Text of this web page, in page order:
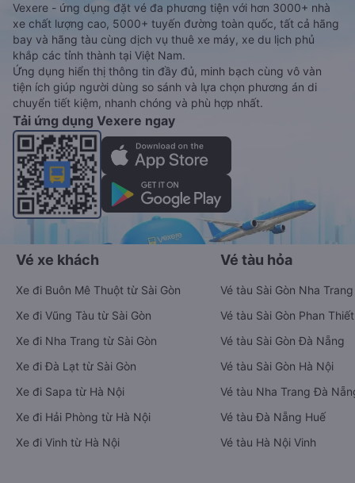
Vexere - ứng dụng đặt vé đa phương tiện với hơn 3000+ nhà
xe chất lượng cao, 5000+ tuyến đường toàn quốc, tất cả hãng
bay và hãng tàu cùng dịch vụ thuê xe máy, xe du lịch phủ
khắp các tỉnh thành tại Việt Nam.
Ứng dụng hiển thị thông tin đầy đủ, minh bạch cùng vô vàn
tiện ích giúp người dùng so sánh và lựa chọn phương án di
chuyển tiết kiệm, nhanh chóng và phù hợp nhất.
Tải ứng dụng Vexere ngay
Vé xe khách
Xe đi Buôn Mê Thuột từ Sài Gòn
Xe đi Vũng Tàu từ Sài Gòn
Xe đi Nha Trang từ Sài Gòn
Xe đi Đà Lạt từ Sài Gòn
Xe đi Sapa từ Hà Nội
Xe đi Hải Phòng từ Hà Nội
Xe đi Vinh từ Hà Nội
Vé tàu hỏa
Vé tàu Sài Gòn Nha Trang
Vé tàu Sài Gòn Phan Thiết
Vé tàu Sài Gòn Đà Nẵng
Vé tàu Sài Gòn Hà Nội
Vé tàu Nha Trang Đà
Vé tàu Đà Nẵng Huế
Vé tàu Hà Nội Vinh